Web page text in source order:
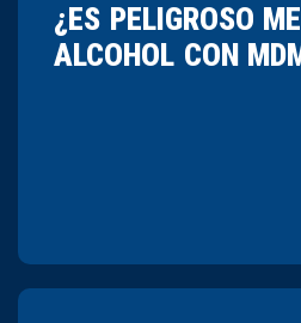
¿ES PELIGROSO
ALCOHOL CON